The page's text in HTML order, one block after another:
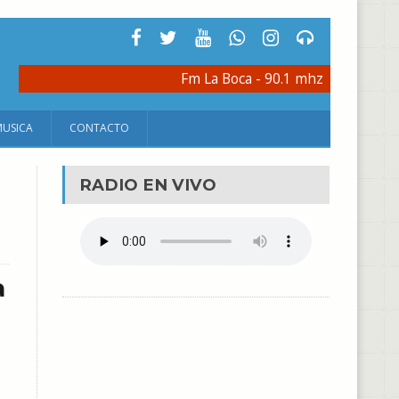
Fm La Boca - 90.1 mhz
CONTACTO
RADIO EN VIVO